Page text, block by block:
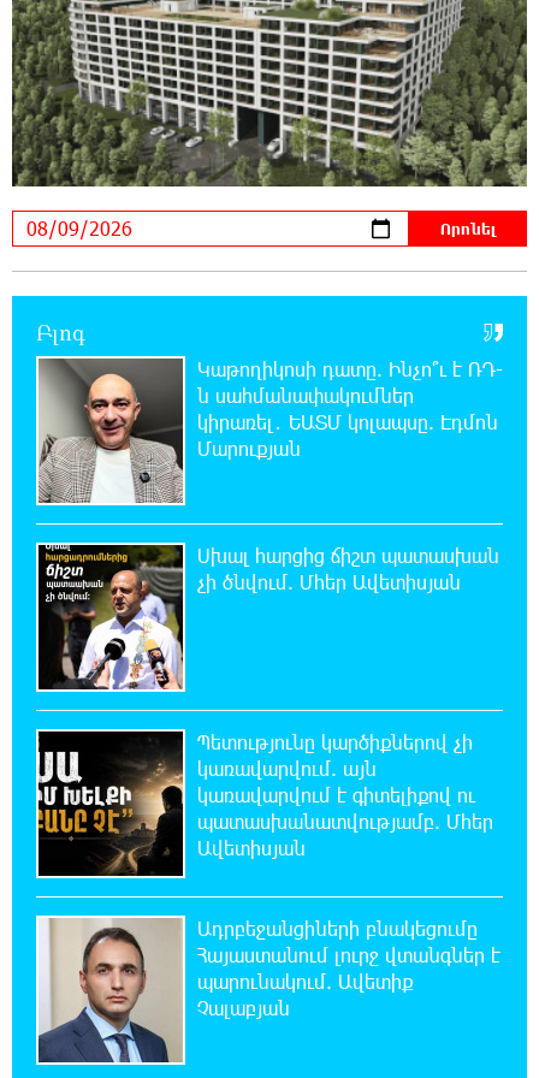
23:01:57 8-08-2026
Ողբերգական դեպք՝ Երևանում․ Կիևյան
կամրջի տակ հայտնաբերվել է տղամարդու
մարմին
22:43:21 8-08-2026
Ադրբեջանի Սարով գյուղում տանը 18-ամյա
22:07:09 8-08-2026
Արտակարգ դեպք՝ Երևանում․ կոտրել են
«Հույս բոլոր մարդկանց» հիմնադրամի
շենքի պատուհաններն ու դռները
21:48:41 8-08-2026
Ալիևն ու Թրամփը հեռախոսազրույց են
ունեցել
21:29:45 8-08-2026
«Ինտեր»-ը հաղթեց «Յուվենտուս»-ին
21:10:46 8-08-2026
Քրեական վարույթի շրջանակում անձի
անձնական և ընտանեկան կյանքին առնչվող
տվյալների անհարկի հրապարակումն անթույլատրելի է.
ՄԻՊ
20:51:38 8-08-2026
Զելենսկին ու Վուչիչը քննարկել են
համագործակցությունն ընդլայնելու
հնարավորությունները
Բլոգ
Կաթողիկոսի դատը. Ինչո՞ւ է ՌԴ-
ն սահմանափակումներ
կիրառել․ ԵԱՏՄ կոլապսը. Էդմոն
Մարուքյան
Սխալ հարցից ճիշտ պատասխան
չի ծնվում. Մհեր Ավետիսյան
Պետությունը կարծիքներով չի
կառավարվում. այն
կառավարվում է գիտելիքով ու
պատասխանատվությամբ. Մհեր
Ավետիսյան
Ադրբեջանցիների բնակեցումը
Հայաստանում լուրջ վտանգներ է
պարունակում. Ավետիք
Չալաբյան